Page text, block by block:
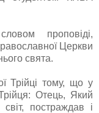
проповіді,
Церкви
свята.
Трійці тому, що у
Отець, Який
постраждав і